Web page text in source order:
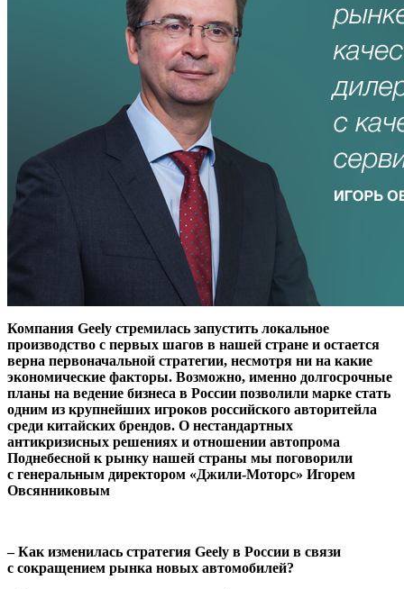
Компания Geely стремилась запустить локальное
производство с первых шагов в нашей стране и остается
верна первоначальной стратегии, несмотря ни на какие
экономические факторы. Возможно, именно долгосрочные
планы на ведение бизнеса в России позволили марке стать
одним из крупнейших игроков российского авторитейла
среди китайских брендов. О нестандартных
антикризисных решениях и отношении автопрома
Поднебесной к рынку нашей страны мы поговорили
с генеральным директором «Джили-Моторс» Игорем
Овсянниковым
– Как изменилась стратегия Geely в России в связи
с сокращением рынка новых автомобилей?